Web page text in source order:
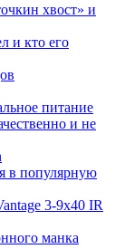
хвост» и
и кто его
питание
и не
в популярную
3-9x40 IR
манка